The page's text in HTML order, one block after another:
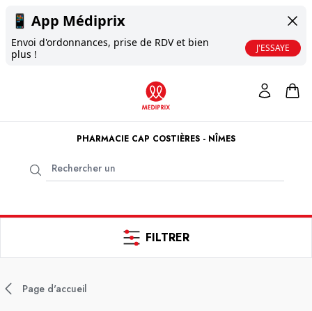
📱 App Médiprix
Envoi d'ordonnances, prise de RDV et bien
plus !
J'ESSAYE
PHARMACIE CAP COSTIÈRES - NÎMES
FILTRER
Page d'accueil